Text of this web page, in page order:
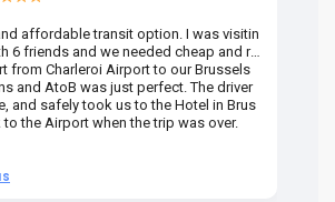
affordable transit option. I was visitin
6 friends and we needed cheap and re
from Charleroi Airport to our Brussels
and AtoB was just perfect. The driver
and safely took us to the Hotel in Brus
the Airport when the trip was over.